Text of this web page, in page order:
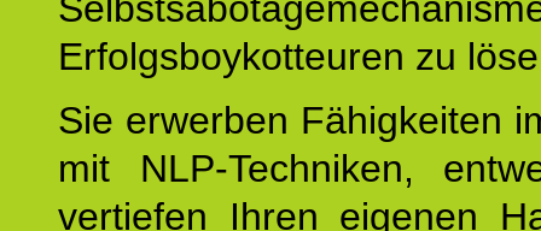
Erfolgsboykotteuren zu
Sie erwerben Fähigkeiten
mit NLP-Techniken,
vertiefen Ihren eigenen